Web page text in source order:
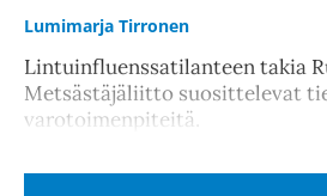
Lumimarja Tirronen
Lintuinfluenssatilanteen takia
Metsästäjäliitto suosittelevat
varotoimenpiteitä.